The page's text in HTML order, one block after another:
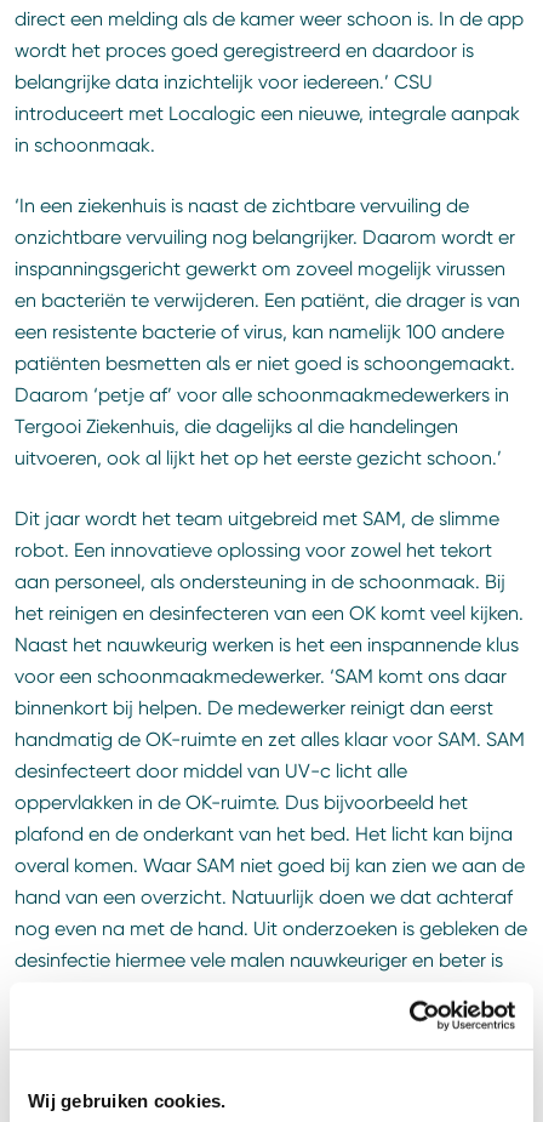
Wij gebruiken cookies.
direct een melding als de kamer weer schoon is. In de app
wordt het proces goed geregistreerd en daardoor is
belangrijke data inzichtelijk voor iedereen.’ CSU
introduceert met Localogic een nieuwe, integrale aanpak
in schoonmaak.
‘In een ziekenhuis is naast de zichtbare vervuiling de
onzichtbare vervuiling nog belangrijker. Daarom wordt er
inspanningsgericht gewerkt om zoveel mogelijk virussen
en bacteriën te verwijderen. Een patiënt, die drager is van
een resistente bacterie of virus, kan namelijk 100 andere
patiënten besmetten als er niet goed is schoongemaakt.
Daarom ‘petje af’ voor alle schoonmaakmedewerkers in
Tergooi Ziekenhuis, die dagelijks al die handelingen
uitvoeren, ook al lijkt het op het eerste gezicht schoon.’
Dit jaar wordt het team uitgebreid met SAM, de slimme
robot. Een innovatieve oplossing voor zowel het tekort
aan personeel, als ondersteuning in de schoonmaak. Bij
het reinigen en desinfecteren van een OK komt veel kijken.
Naast het nauwkeurig werken is het een inspannende klus
voor een schoonmaakmedewerker. ‘SAM komt ons daar
binnenkort bij helpen. De medewerker reinigt dan eerst
handmatig de OK-ruimte en zet alles klaar voor SAM. SAM
desinfecteert door middel van UV-c licht alle
oppervlakken in de OK-ruimte. Dus bijvoorbeeld het
plafond en de onderkant van het bed. Het licht kan bijna
overal komen. Waar SAM niet goed bij kan zien we aan de
hand van een overzicht. Natuurlijk doen we dat achteraf
nog even na met de hand. Uit onderzoeken is gebleken de
desinfectie hiermee vele malen nauwkeuriger en beter is
het bespaart onze collega veel lichamelijke inspanning.
Dat is fijn, want juist op een OK moet je altijd scherp